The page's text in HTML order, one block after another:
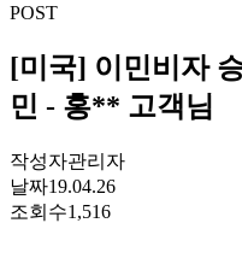
POST
[미국] 이민비자
민 - 홍** 고객님
작성자관리자
날짜19.04.26
조회수1,516